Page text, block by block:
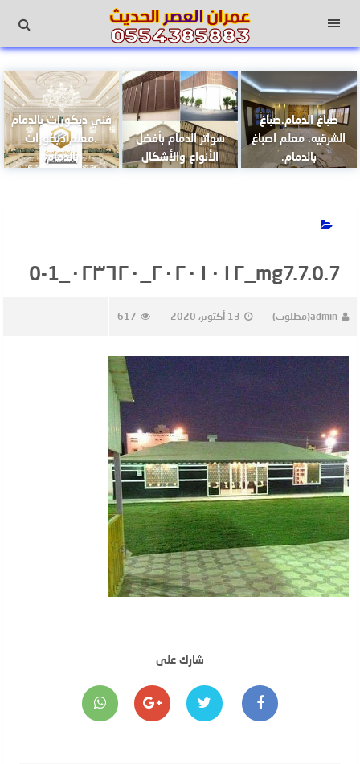
القائمة
صباغ الدمام.صباغ
الشرقيه. معلم اصباغ
بالدمام.
سواتر الدمام بأفضل
الأنواع والأشكال
فني ديكورات بالدمام
.معلم ديكورات
بالدمام.
mg7.7.0.7_٢٠٢٠١٠١٢_٠٢٣٦٢٠_0-1
admin(مطلوب) 13 أكتوبر، 2020 617
شارك على